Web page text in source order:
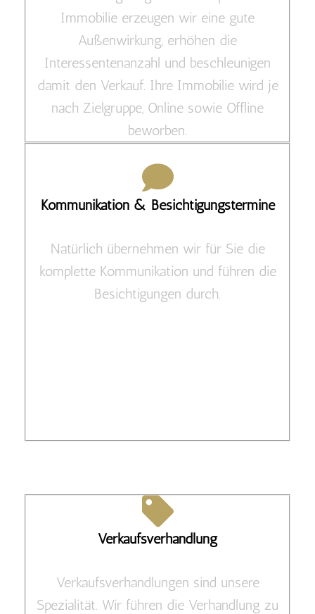
Immobilie erzeugen wir eine gute
Außenwirkung, erhöhen die
Interessentenanzahl und beschleunigen
damit den Verkauf. Ihre Immobilie wird je
nach Zielgruppe, Online sowie Offline
beworben.
Kommunikation & Besichtigungstermine
Natürlich übernehmen wir für Sie die
komplette Kommunikation und führen die
Besichtigungen durch.
Verkaufsverhandlung
Verkaufsverhandlungen sind unsere
Spezialität. Wir führen die Verhandlung zu